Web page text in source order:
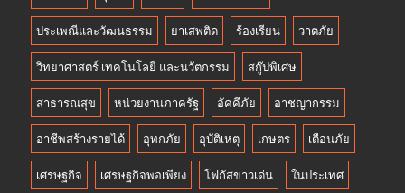
ประเพณีและวัฒนธรรม ยาเสพติด ร้องเรียน วาตภัย
วิทยาศาสตร์ เทคโนโลยี และนวัตกรรม สกู๊ปพิเศษ
สาธารณสุข หน่วยงานภาครัฐ อัคคีภัย อาชญากรรม
อาชีพสร้างรายได้ อุทกภัย อุบัติเหตุ เกษตร เตือนภัย
เศรษฐกิจ เศรษฐกิจพอเพียง โฟกัสข่าวเด่น ในประเทศ